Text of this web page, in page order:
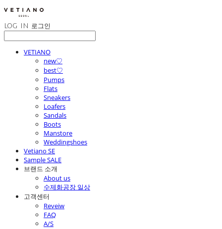
LOG IN 로그인
VETIANO
new♡
best♡
Pumps
Flats
Sneakers
Loafers
Sandals
Boots
Manstore
Weddingshoes
Vetiano SE
Sample SALE
브랜드 소개
About us
수제화공장 일상
고객센터
Reveiw
FAQ
A/S